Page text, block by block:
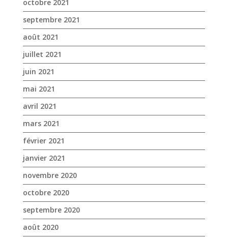
octobre 2021
septembre 2021
août 2021
juillet 2021
juin 2021
mai 2021
avril 2021
mars 2021
février 2021
janvier 2021
novembre 2020
octobre 2020
septembre 2020
août 2020